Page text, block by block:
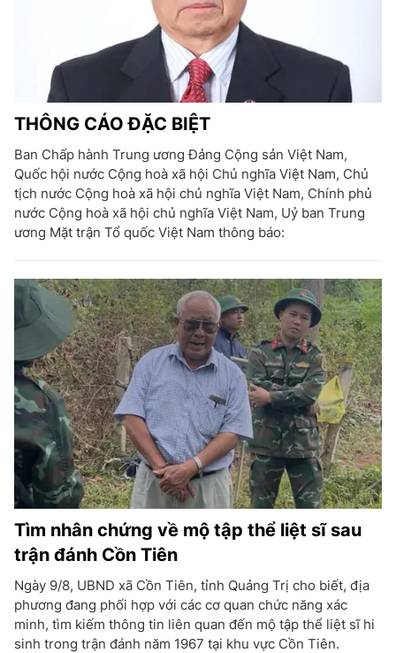
THÔNG CÁO ĐẶC BIỆT
Ban Chấp hành Trung ương Đảng Cộng sản Việt Nam,
Quốc hội nước Cộng hoà xã hội Chủ nghĩa Việt Nam, Chủ
tịch nước Cộng hoà xã hội chủ nghĩa Việt Nam, Chính phủ
nước Cộng hoà xã hội chủ nghĩa Việt Nam, Uỷ ban Trung
ương Mặt trận Tổ quốc Việt Nam thông báo:
Tìm nhân chứng về mộ tập thể liệt sĩ sau
trận đánh Cồn Tiên
Ngày 9/8, UBND xã Cồn Tiên, tỉnh Quảng Trị cho biết, địa
phương đang phối hợp với các cơ quan chức năng xác
minh, tìm kiếm thông tin liên quan đến mộ tập thể liệt sĩ hi
sinh trong trận đánh năm 1967 tại khu vực Cồn Tiên.